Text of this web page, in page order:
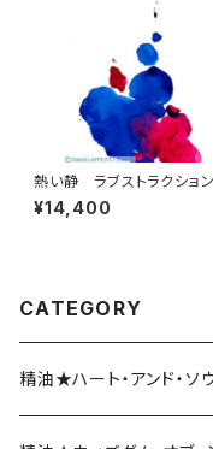
熱い静 ラブストラクション
ート 10 by 仲丸友恵
¥14,400
CATEGORY
精油★ハート・アンド・ソ